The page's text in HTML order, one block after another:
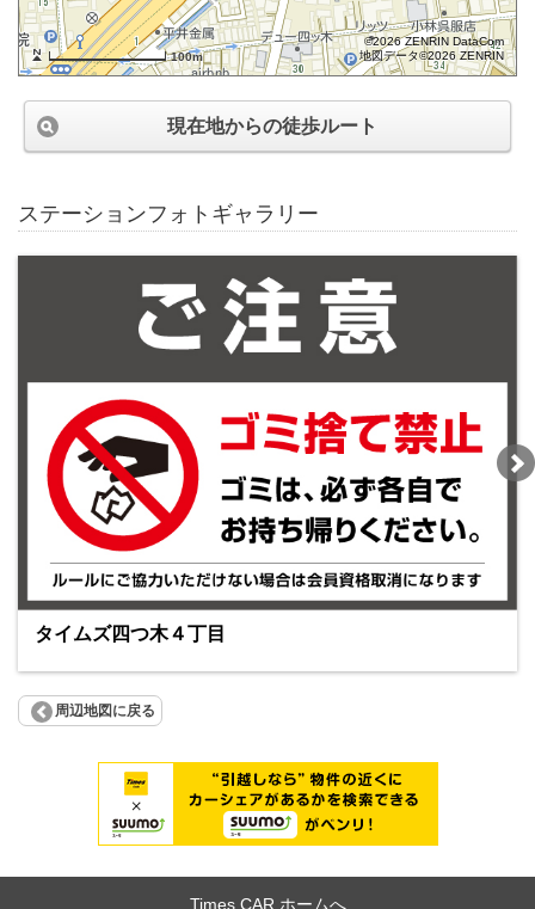
100m
©2026 ZENRIN DataCom
地図データ©2026 ZENRIN
現在地からの徒歩ルート
ステーションフォトギャラリー
タイムズ四つ木４丁目
周辺地図に戻る
Times CAR ホームへ